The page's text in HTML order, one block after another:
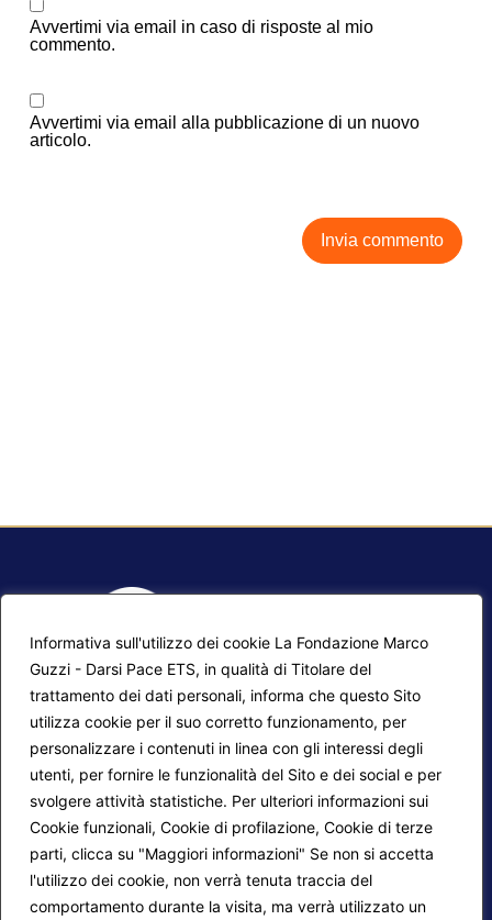
Informativa sull'utilizzo dei cookie La Fondazione Marco
Guzzi - Darsi Pace ETS, in qualità di Titolare del
trattamento dei dati personali, informa che questo Sito
utilizza cookie per il suo corretto funzionamento, per
personalizzare i contenuti in linea con gli interessi degli
utenti, per fornire le funzionalità del Sito e dei social e per
svolgere attività statistiche. Per ulteriori informazioni sui
Cookie funzionali, Cookie di profilazione, Cookie di terze
parti, clicca su "Maggiori informazioni" Se non si accetta
l'utilizzo dei cookie, non verrà tenuta traccia del
comportamento durante la visita, ma verrà utilizzato un
Avvertimi via email in caso di risposte al mio
commento.
Avvertimi via email alla pubblicazione di un nuovo
articolo.
Mappa del sito
Progetti Darsi Pace
Login redattori
Calendario corsi
Privacy Policy
Cookie Policy